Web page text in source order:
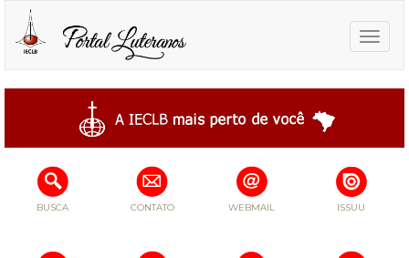
Toggle
BUSCA CONTATO WEBMAIL ISSUU